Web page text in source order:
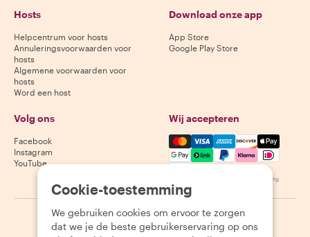
Hosts
Helpcentrum voor hosts
Annuleringsvoorwaarden voor
hosts
Algemene voorwaarden voor
hosts
Word een host
Download onze app
App Store
Google Play Store
Volg ons
Facebook
Instagram
YouTube
Wij accepteren
Mastercard, Visa, Amex,
Beschikbaarheid varieert per bestemming
2026 Withlocals.com Privacybeleid Cookies
Cookie-toestemming
We gebruiken cookies om ervoor te zorgen
dat we je de beste gebruikerservaring op ons